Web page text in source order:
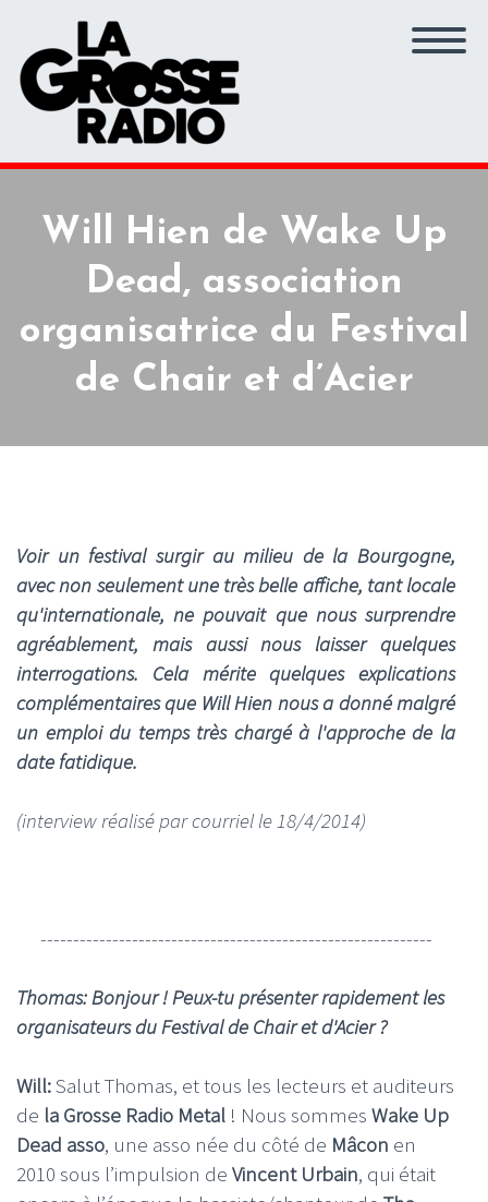
Will Hien de Wake Up
Dead, association
organisatrice du Festival
de Chair et d’Acier
Voir un festival surgir au milieu de la Bourgogne,
avec non seulement une très belle affiche, tant locale
qu'internationale, ne pouvait que nous surprendre
agréablement, mais aussi nous laisser quelques
interrogations. Cela mérite quelques explications
complémentaires que Will Hien nous a donné malgré
un emploi du temps très chargé à l'approche de la
date fatidique.
(interview réalisé par courriel le 18/4/2014)
------------------------------------------------------------
Thomas: Bonjour ! Peux-tu présenter rapidement les
organisateurs du Festival de Chair et d'Acier ?
Will:Salut Thomas, et tous les lecteurs et auditeurs
de la Grosse Radio Metal ! Nous sommes Wake Up
Dead asso, une asso née du côté de Mâcon en
2010 sous l’impulsion de Vincent Urbain, qui était